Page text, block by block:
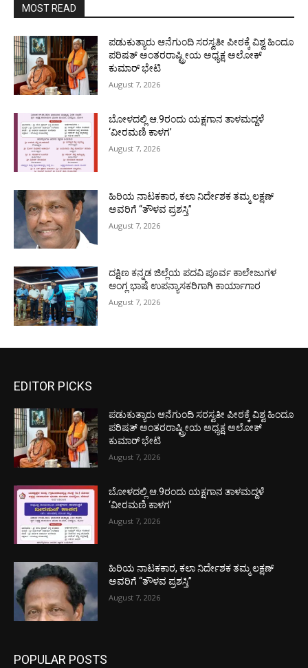
MOST READ
ಪಡುಕುತ್ಯಾರು ಆನೆಗುಂದಿ ಸರಸ್ವತೀ ಪೀಠಕ್ಕೆ ವಿಶ್ವ ಹಿಂದೂ
ಪರಿಷತ್ ಅಂತರರಾಷ್ಟ್ರೀಯ ಅಧ್ಯಕ್ಷ ಅಲೋಕ್
ಕುಮಾರ್ ಭೇಟಿ
August 7, 2026
ಬೋಳದಲ್ಲಿ ಆ.9ರಂದು ಯಕ್ಷಗಾನ ತಾಳಮದ್ದಳೆ
‘ವೀರಮಣಿ ಕಾಳಗ’
August 7, 2026
ಹಿರಿಯ ನಾಟಕಕಾರ, ಕಲಾ ನಿರ್ದೇಶಕ ತಮ್ಮ ಲಕ್ಷಣ್
ಅವರಿಗೆ “ತೌಳವ ಪ್ರಶಸ್ತಿ”
August 7, 2026
ದಕ್ಷಿಣ ಕನ್ನಡ ಜಿಲ್ಲೆಯ ಪದವಿ ಪೂರ್ವ ಕಾಲೇಜುಗಳ
ಆಂಗ್ಲ ಭಾಷೆ ಉಪನ್ಯಾಸಕರಿಗಾಗಿ ಕಾರ್ಯಾಗಾರ
August 7, 2026
EDITOR PICKS
ಪಡುಕುತ್ಯಾರು ಆನೆಗುಂದಿ ಸರಸ್ವತೀ ಪೀಠಕ್ಕೆ ವಿಶ್ವ ಹಿಂದೂ
ಪರಿಷತ್ ಅಂತರರಾಷ್ಟ್ರೀಯ ಅಧ್ಯಕ್ಷ ಅಲೋಕ್
ಕುಮಾರ್ ಭೇಟಿ
August 7, 2026
ಬೋಳದಲ್ಲಿ ಆ.9ರಂದು ಯಕ್ಷಗಾನ ತಾಳಮದ್ದಳೆ
‘ವೀರಮಣಿ ಕಾಳಗ’
August 7, 2026
ಹಿರಿಯ ನಾಟಕಕಾರ, ಕಲಾ ನಿರ್ದೇಶಕ ತಮ್ಮ ಲಕ್ಷಣ್
ಅವರಿಗೆ “ತೌಳವ ಪ್ರಶಸ್ತಿ”
August 7, 2026
POPULAR POSTS